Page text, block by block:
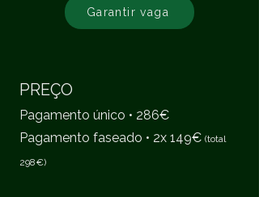
Garantir vaga
PREÇO
Pagamento único • 286€
Pagamento faseado • 2x 149€ (total
298€)